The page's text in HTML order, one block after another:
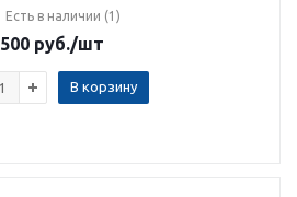
Есть в наличии (1)
500 руб./шт
В корзину